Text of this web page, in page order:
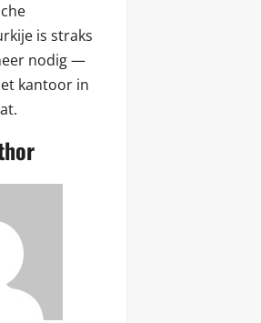
is straks
nodig —
kantoor in